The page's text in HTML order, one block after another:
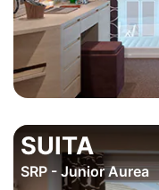
SUITA
SRP - Junior Aurea